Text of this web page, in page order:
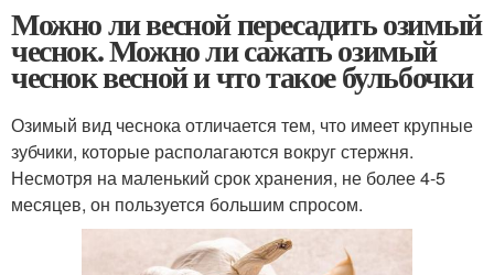
Можно ли весной пересадить озимый
чеснок. Можно ли сажать озимый
чеснок весной и что такое бульбочки
Озимый вид чеснока отличается тем, что имеет крупные
зубчики, которые располагаются вокруг стержня.
Несмотря на маленький срок хранения, не более 4-5
месяцев, он пользуется большим спросом.